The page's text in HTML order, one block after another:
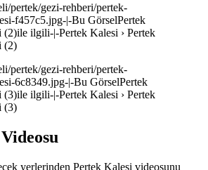
pertek/gezi-rehberi/pertek-
f457c5.jpg-|-Bu GörselPertek
ilgili-|-Pertek Kalesi › Pertek
(2)
pertek/gezi-rehberi/pertek-
6c8349.jpg-|-Bu GörselPertek
ilgili-|-Pertek Kalesi › Pertek
(3)
yerlerinden Pertek Kalesi videosunu